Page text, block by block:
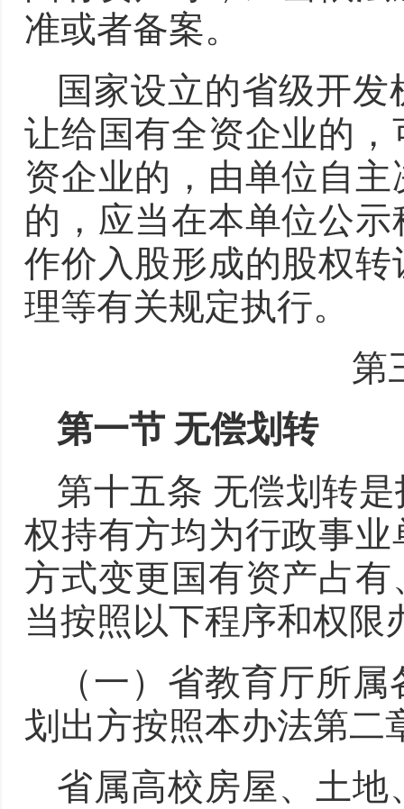
准或者备案。
国家设立的省级开
让给国有全资企业的
资企业的，由单位自
的，应当在本单位公
作价入股形成的股权
理等有关规定执行。
第
第一节 无偿划转
第十五条 无偿划转
权持有方均为行政事
方式变更国有资产占
当按照以下程序和权限
（一）省教育厅所
划出方按照本办法第二
省属高校房屋、土